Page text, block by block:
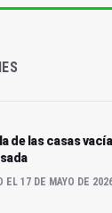
de las casas
EL 17 DE MAYO DE